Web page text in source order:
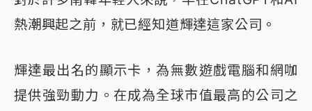
熱潮興起之前，就已經知道輝達這家公司。
輝達最出名的顯示卡，為無數遊戲電腦和網咖
提供強勁動力。在成為全球市值最高的公司之